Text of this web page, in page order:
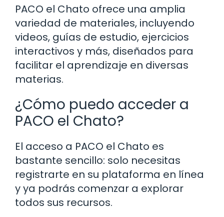
PACO el Chato ofrece una amplia
variedad de materiales, incluyendo
videos, guías de estudio, ejercicios
interactivos y más, diseñados para
facilitar el aprendizaje en diversas
materias.
¿Cómo puedo acceder a
PACO el Chato?
El acceso a PACO el Chato es
bastante sencillo: solo necesitas
registrarte en su plataforma en línea
y ya podrás comenzar a explorar
todos sus recursos.